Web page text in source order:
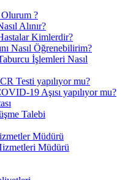
Olurum ?
Alınır?
Kimlerdir?
Nasıl Öğrenebilirim?
İşlemleri Nasıl
Testi yapılıyor mu?
19 Aşısı yapılıyor mu?
Talebi
Müdürü
Müdürü